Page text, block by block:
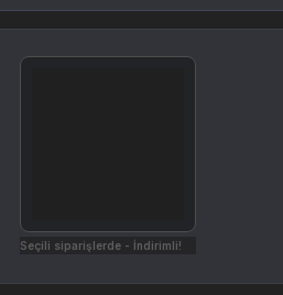
Seçili siparişlerde - İndirimli!